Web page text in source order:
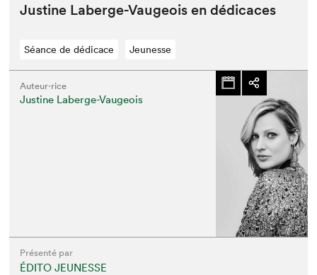
Jus­tine Laberge-Vau­geois en dédicaces
Séance de dédicace Jeunesse
Auteur·rice
Justine Laberge-Vaugeois
Présenté par
ÉDITO JEUNESSE